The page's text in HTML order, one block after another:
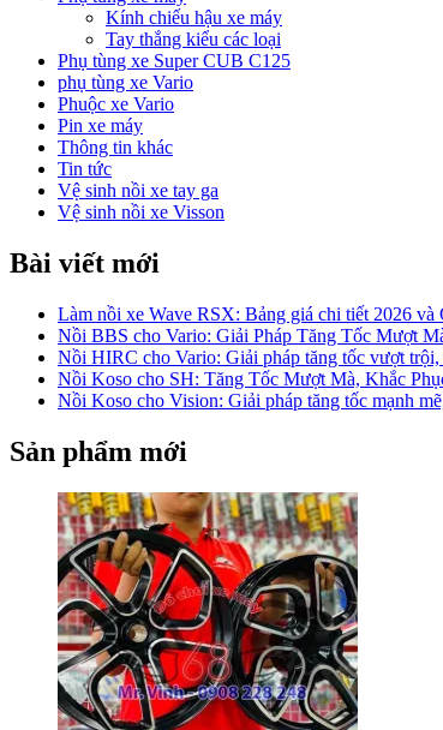
Kính chiếu hậu xe máy
Tay thắng kiểu các loại
Phụ tùng xe Super CUB C125
phụ tùng xe Vario
Phuộc xe Vario
Pin xe máy
Thông tin khác
Tin tức
Vệ sinh nồi xe tay ga
Vệ sinh nồi xe Visson
Bài viết mới
Làm nồi xe Wave RSX: Bảng giá chi tiết 2026 và
Nồi BBS cho Vario: Giải Pháp Tăng Tốc Mượt
Nồi HIRC cho Vario: Giải pháp tăng tốc vượt trội,
Nồi Koso cho SH: Tăng Tốc Mượt Mà, Khắc
Nồi Koso cho Vision: Giải pháp tăng tốc mạnh
Sản phẩm mới